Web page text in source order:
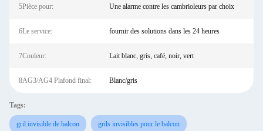
5Pièce pour: Une alarme contre les cambrioleurs par choix
6Le service: fournir des solutions dans les 24 heures
7Couleur: Lait blanc, gris, café, noir, vert
8AG3/AG4 Plafond final: Blanc/gris
Tags:
gril invisible de balcon grils invisibles pour le balcon